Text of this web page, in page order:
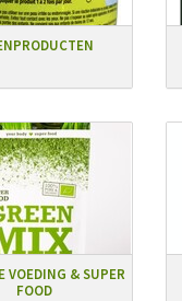
VOEDING & SUPER
FOOD